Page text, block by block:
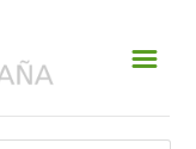
☰